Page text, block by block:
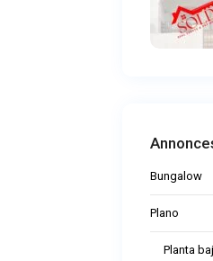
Bungalow
Plano
Planta